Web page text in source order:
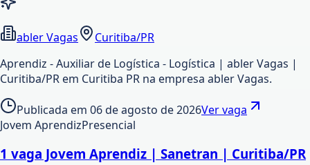
abler Vagas
Curitiba/PR
Aprendiz - Auxiliar de Logística - Logística | abler Vagas |
Curitiba/PR em Curitiba PR na empresa abler Vagas.
Publicada em 06 de agosto de 2026Ver vaga
Jovem AprendizPresencial
1 vaga Jovem Aprendiz | Sanetran | Curitiba/PR